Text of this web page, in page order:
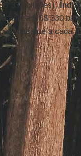
335 bilhões),Índia
aplica US$ 330
que a cada